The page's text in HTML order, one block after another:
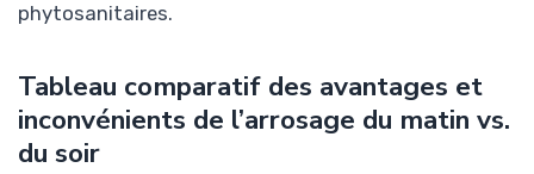
phytosanitaires.
Tableau comparatif des avantages et
inconvénients de l’arrosage du matin vs.
du soir